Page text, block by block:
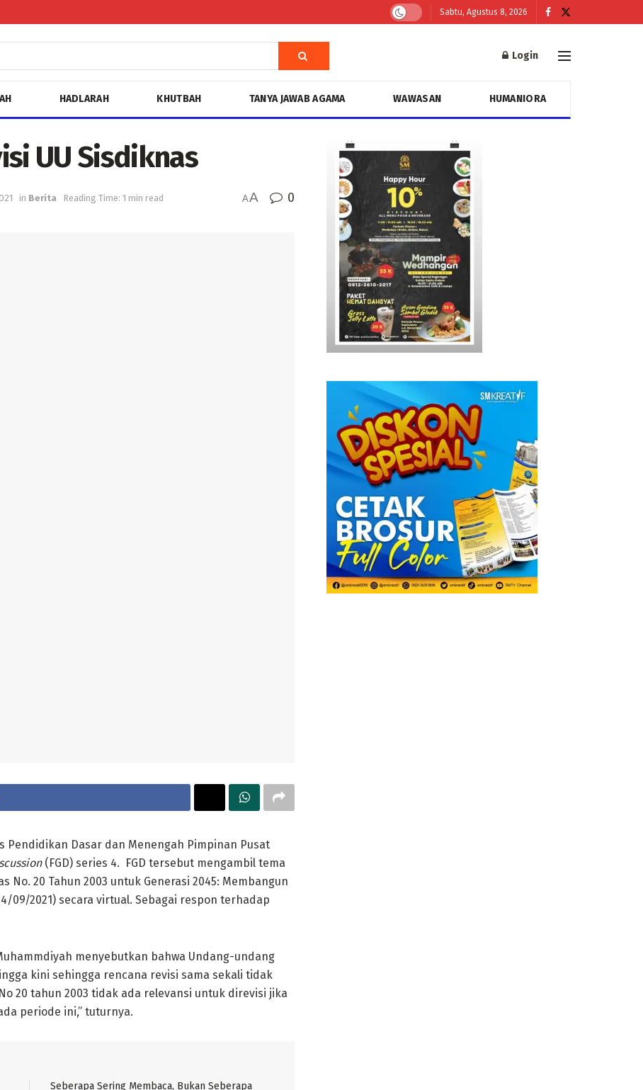
Sabtu, Agustus 8, 2026
Login
HADLARAH KHUTBAH TANYA JAWAB AGAMA WAWASAN HUMANIORA
UU Sisdiknas
in Berita Reading Time: 1 min read AA 0
Pendidikan Dasar dan Menengah Pimpinan Pusat
(FGD) series 4. FGD tersebut mengambil tema
No. 20 Tahun 2003 untuk Generasi 2045: Membangun
09/2021) secara virtual. Sebagai respon terhadap
menyebutkan bahwa Undang-undang
kini sehingga rencana revisi sama sekali tidak
20 tahun 2003 tidak ada relevansi untuk direvisi jika
periode ini,” tuturnya.
Seberapa Sering Membaca, Bukan Seberapa